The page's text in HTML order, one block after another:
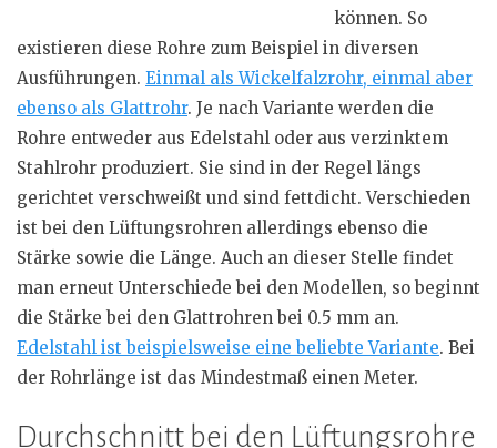
können. So
existieren diese Rohre zum Beispiel in diversen
Ausführungen. Einmal als Wickelfalzrohr, einmal aber
ebenso als Glattrohr. Je nach Variante werden die
Rohre entweder aus Edelstahl oder aus verzinktem
Stahlrohr produziert. Sie sind in der Regel längs
gerichtet verschweißt und sind fettdicht. Verschieden
ist bei den Lüftungsrohren allerdings ebenso die
Stärke sowie die Länge. Auch an dieser Stelle findet
man erneut Unterschiede bei den Modellen, so beginnt
die Stärke bei den Glattrohren bei 0.5 mm an.
Edelstahl ist beispielsweise eine beliebte Variante. Bei
der Rohrlänge ist das Mindestmaß einen Meter.
Durchschnitt bei den Lüftungsrohre